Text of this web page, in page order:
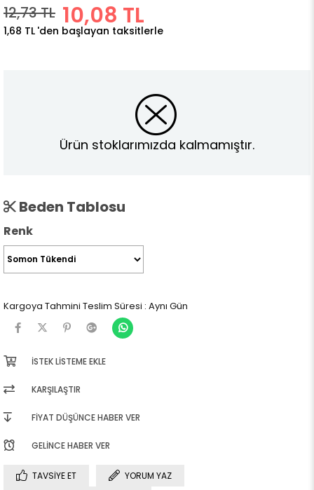
12,73 TL 10,08 TL
1,68 TL 'den başlayan taksitlerle
Ürün stoklarımızda kalmamıştır.
Beden Tablosu
Renk
Kargoya Tahmini Teslim Süresi : Aynı Gün
İSTEK LISTEME EKLE
KARŞILAŞTIR
FIYAT DÜŞÜNCE HABER VER
GELINCE HABER VER
TAVSIYE ET
YORUM YAZ